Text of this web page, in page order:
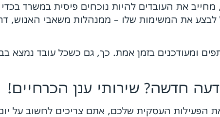
את העובדים להיות נוכחים פיסית במשרד
לבצע את המשימות שלו – ממנהלות משאבי האנוש,
ומעודכנים בזמן אמת. כך, גם כשכל עובד נמצא
חדשה? שירותי ענן הכרחיים!
העסקית שלכם, אתם צריכים לחשוב על